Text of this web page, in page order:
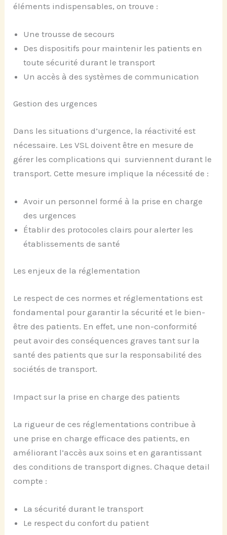
éléments indispensables, on trouve :
Une trousse de secours
Des dispositifs pour maintenir les patients en
toute sécurité durant le transport
Un accès à des systèmes de communication
Gestion des urgences
Dans les situations d’urgence, la réactivité est
nécessaire. Les VSL doivent être en mesure de
gérer les complications qui surviennent durant le
transport. Cette mesure implique la nécessité de :
Avoir un personnel formé à la prise en charge
des urgences
Établir des protocoles clairs pour alerter les
établissements de santé
Les enjeux de la réglementation
Le respect de ces normes et réglementations est
fondamental pour garantir la sécurité et le bien-
être des patients. En effet, une non-conformité
peut avoir des conséquences graves tant sur la
santé des patients que sur la responsabilité des
sociétés de transport.
Impact sur la prise en charge des patients
La rigueur de ces réglementations contribue à
une prise en charge efficace des patients, en
améliorant l’accès aux soins et en garantissant
des conditions de transport dignes. Chaque detail
compte :
La sécurité durant le transport
Le respect du confort du patient